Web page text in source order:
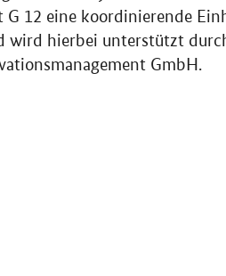
12 eine koordinierende
wird hierbei unterstützt
GmbH.